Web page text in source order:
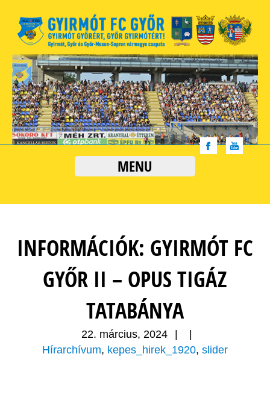
MENU
INFORMÁCIÓK: GYIRMÓT FC
GYŐR II – OPUS TIGÁZ
TATABÁNYA
22. március, 2024
Hírarchívum, kepes_hirek_1920, slider